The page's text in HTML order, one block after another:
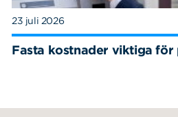
23 juli 2026
Fasta kostnader viktiga för